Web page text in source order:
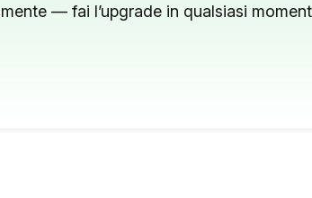
— fai l’upgrade in qualsiasi